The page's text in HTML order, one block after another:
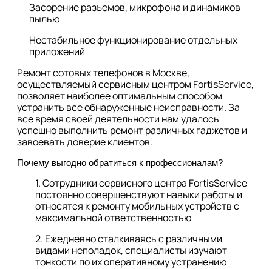
Засорение разъемов, микрофона и динамиков
пылью
Нестабильное функционирование отдельных
приложений
Ремонт сотовых телефонов в Москве,
осуществляемый сервисным центром FortisService,
позволяет наиболее оптимальным способом
устранить все обнаруженные неисправности. За
все время своей деятельности нам удалось
успешно выполнить ремонт различных гаджетов и
завоевать доверие клиентов.
Почему выгодно обратиться к профессионалам?
1. Сотрудники сервисного центра FortisService
постоянно совершенствуют навыки работы и
относятся к ремонту мобильных устройств с
максимальной ответственностью
2. Ежедневно сталкиваясь с различными
видами неполадок, специалисты изучают
тонкости по их оперативному устранению